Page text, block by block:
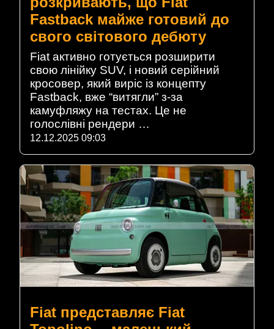
Fastback майже готовий до
свого світового дебюту
Fiat активно готується розширити
свою лінійку SUV, і новий серійний
кросовер, який виріс із концепту
Fastback, вже “витягли” з-за
камуфляжу на тестах. Це не
голослівні рендери …
12.12.2025 09:03
Fiat представляє Fiat